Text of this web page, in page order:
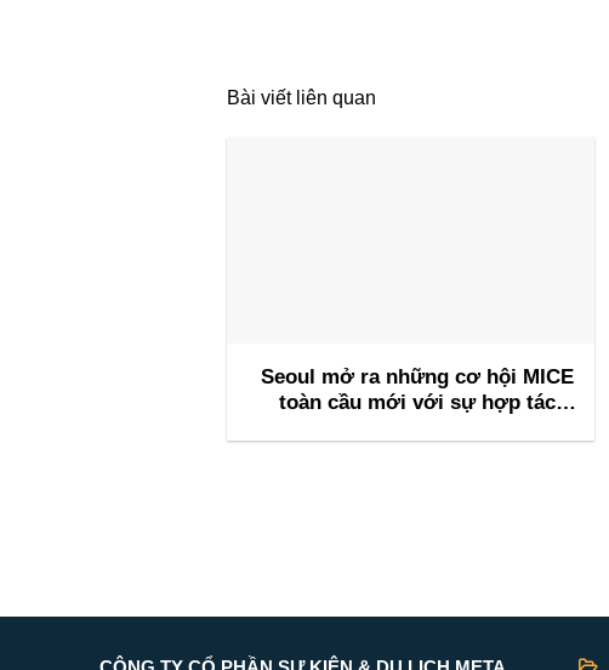
Bài viết liên quan
Seoul mở ra những cơ hội MICE
toàn cầu mới với sự hợp tác